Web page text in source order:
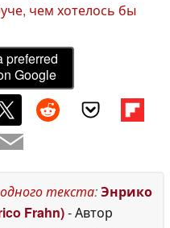
чем хотелось бы
preferred
Google
текста:Энрико
Frahn)- Автор